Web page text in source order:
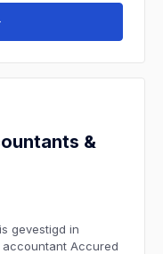
&
gevestigd in
accountant Accured